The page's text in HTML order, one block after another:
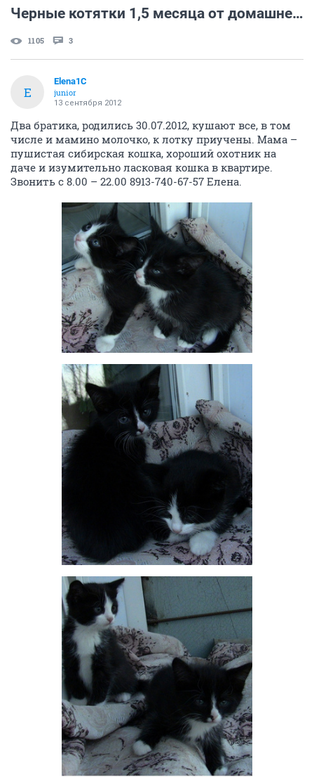
Черные котятки 1,5 месяца от домашней кошки в добрые руки
1105 3
E
Elena1C
junior
13 сентября 2012
Два братика, родились 30.07.2012, кушают все, в том
числе и мамино молочко, к лотку приучены. Мама –
пушистая сибирская кошка, хороший охотник на
даче и изумительно ласковая кошка в квартире.
Звонить с 8.00 – 22.00 8913-740-67-57 Елена.